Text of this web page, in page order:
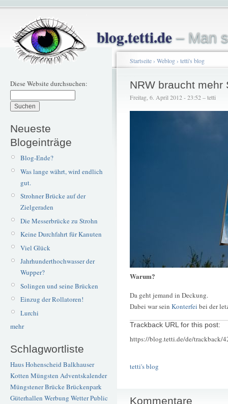
blog.tetti.de– Man
Diese Website durchsuchen:
Neueste
Blogeinträge
Blog-Ende?
Was lange währt, wird endlich
gut.
Strohner Brücke auf der
Zielgeraden
Die Messerbrücke zu Strohn
Keine Durchfahrt für Kanuten
Viel Glück
Jahrhunderthochwasser der
Wupper?
Solingen und seine Brücken
Einzug der Rollatoren!
Lurchi
mehr
Schlagwortliste
Haus Hohenscheid Balkhauser
Kotten Müngsten Adventskalender
Müngstener BrückeBrückenpark
Güterhallen Werbung WetterPublic
Startseite› Weblog› tetti's blog
NRW braucht mehr
Freitag, 6. April 2012 - 23:52 – tetti
Warum?
Da geht jemand in Deckung.
Dabei war sein Konterfei bei der
Trackback URL for this post:
https://blog.tetti.de/de/trackback/
tetti's blog
Kommentare